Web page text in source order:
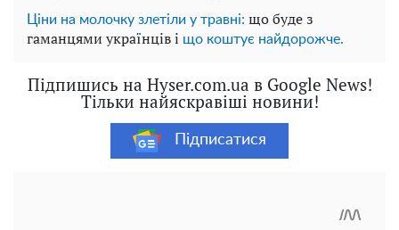
Ціни на молочку злетіли у травні: що буде з
гаманцями українців і що коштує найдорожче.
Підпишись на Hyser.com.ua в Google News!
Тільки найяскравіші новини!
Підписатися